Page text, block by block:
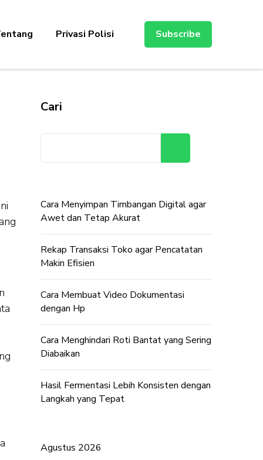
Privasi Polisi Subscribe
Cari
Cara Menyimpan Timbangan Digital agar
Awet dan Tetap Akurat
Rekap Transaksi Toko agar Pencatatan
Makin Efisien
Cara Membuat Video Dokumentasi
dengan Hp
Cara Menghindari Roti Bantat yang Sering
Diabaikan
Hasil Fermentasi Lebih Konsisten dengan
Langkah yang Tepat
Agustus 2026